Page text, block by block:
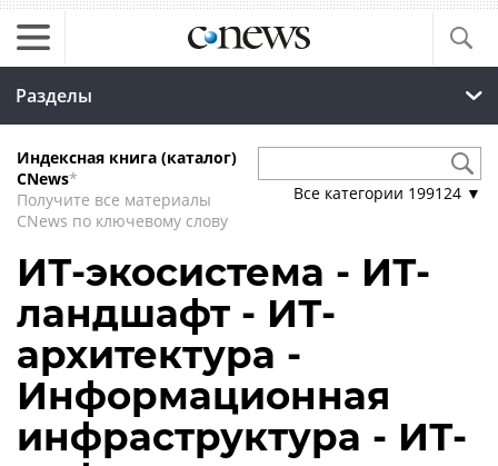
Разделы
Индексная книга (каталог)
CNews*
Получите все материалы
CNews по ключевому слову
Все категории 199124 ▼
ИТ-экосистема - ИТ-
ландшафт - ИТ-
архитектура -
Информационная
инфраструктура - ИТ-